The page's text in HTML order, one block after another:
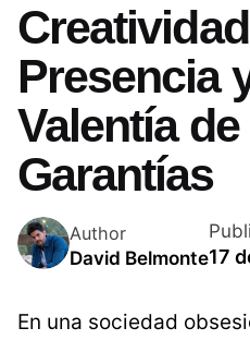
Presencia
Valentía
Garantías
Author
David Belmonte17
En una sociedad